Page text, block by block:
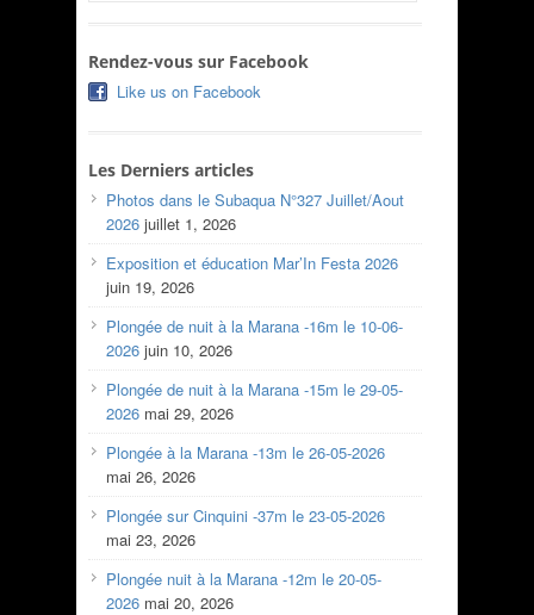
Rendez-vous sur Facebook
Like us on Facebook
Les Derniers articles
Photos dans le Subaqua N°327 Juillet/Aout
2026 juillet 1, 2026
Exposition et éducation Mar’In Festa 2026
juin 19, 2026
Plongée de nuit à la Marana -16m le 10-06-
2026 juin 10, 2026
Plongée de nuit à la Marana -15m le 29-05-
2026 mai 29, 2026
Plongée à la Marana -13m le 26-05-2026
mai 26, 2026
Plongée sur Cinquini -37m le 23-05-2026
mai 23, 2026
Plongée nuit à la Marana -12m le 20-05-
2026 mai 20, 2026